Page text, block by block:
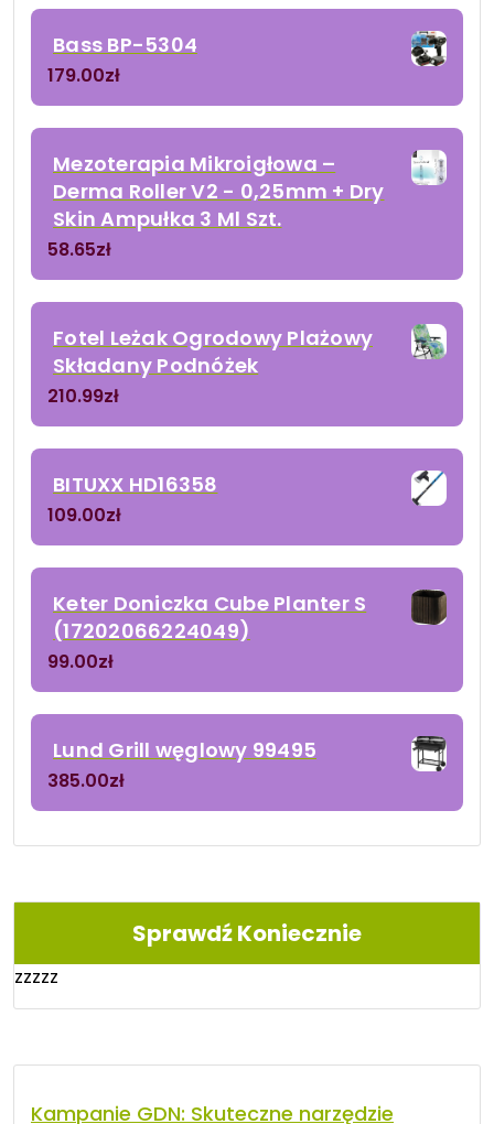
Bass BP-5304
179.00zł
Mezoterapia Mikroigłowa –
Derma Roller V2 - 0,25mm + Dry
Skin Ampułka 3 Ml Szt.
58.65zł
Fotel Leżak Ogrodowy Plażowy
Składany Podnóżek
210.99zł
BITUXX HD16358
109.00zł
Keter Doniczka Cube Planter S
(17202066224049)
99.00zł
Lund Grill węglowy 99495
385.00zł
Sprawdź Koniecznie
zzzzz
Kampanie GDN: Skuteczne narzędzie